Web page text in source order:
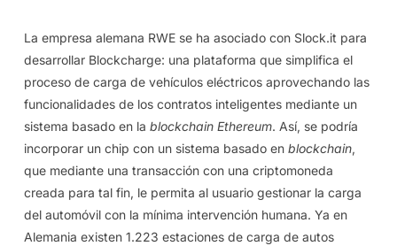
La empresa alemana RWE se ha asociado con Slock.it para
desarrollar Blockcharge: una plataforma que simplifica el
proceso de carga de vehículos eléctricos aprovechando las
funcionalidades de los contratos inteligentes mediante un
sistema basado en la blockchain Ethereum. Así, se podría
incorporar un chip con un sistema basado en blockchain,
que mediante una transacción con una criptomoneda
creada para tal fin, le permita al usuario gestionar la carga
del automóvil con la mínima intervención humana. Ya en
Alemania existen 1.223 estaciones de carga de autos